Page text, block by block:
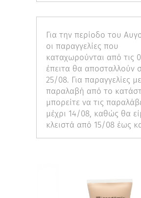
Για την περίοδο του
οι παραγγελίες που
καταχωρούνται από τις
έπειτα θα αποσταλλούν
25/08. Για παραγγελίες με
παραλαβή από το
μπορείτε να τις
μέχρι 14/08, καθώς θα
κλειστά από 15/08 έως